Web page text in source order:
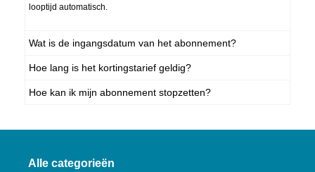
looptijd automatisch.
Wat is de ingangsdatum van het abonnement?
Hoe lang is het kortingstarief geldig?
Hoe kan ik mijn abonnement stopzetten?
Alle categorieën